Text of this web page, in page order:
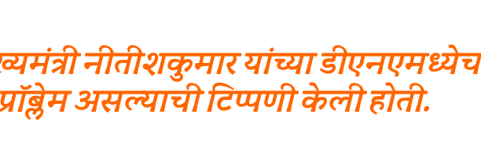
नीतीशकुमार यांच्या डीएनएमध्येच
असल्याची टिप्पणी केली होती.